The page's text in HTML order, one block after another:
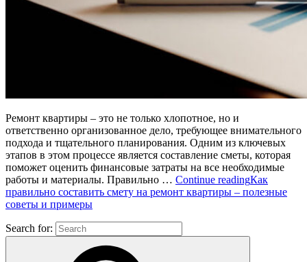
Ремонт квартиры – это не только хлопотное, но и
ответственно организованное дело, требующее внимательного
подхода и тщательного планирования. Одним из ключевых
этапов в этом процессе является составление сметы, которая
поможет оценить финансовые затраты на все необходимые
работы и материалы. Правильно … Continue readingКак
правильно составить смету на ремонт квартиры – полезные
советы и примеры
Search for: